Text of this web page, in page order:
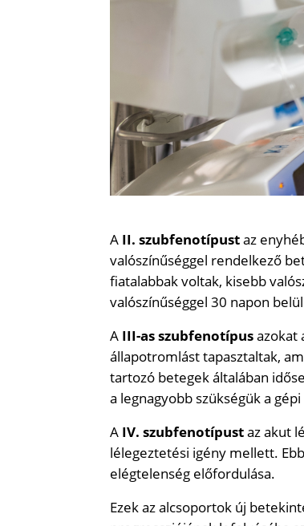
A II. szubfenotípustaz
valószínűséggel rendelkező
fiatalabbak voltak, kisebb
valószínűséggel 30 napon
A III-as szubfenotípusazokat
állapotromlást tapasztaltak,
tartozó betegek általában
a legnagyobb szükségük a
A IV. szubfenotípustaz akut
lélegeztetési igény mellett.
elégtelenség előfordulása.
Ezek az alcsoportok új